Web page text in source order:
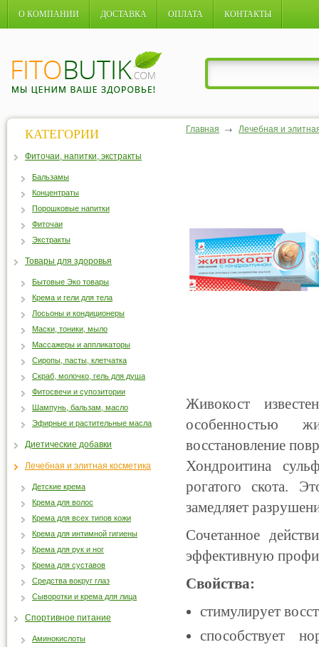
О КОМПАНИИ ДОСТАВКА ОПЛАТА КОНТАКТЫ
Главная Лечебная и
Живокост
особенностью
восстановление
Хондроитина
рогатого скота.
замедляет
Сочетанное
эффективную
Свойства:
стимулирует
способствует
КАТЕГОРИИ
Фиточаи, напитки, экстракты
Бальзамы
Концентраты
Порошковые напитки
Фиточаи
Экстракты
Товары для здоровья
Бытовые Эко товары
Крема и гели для тела
Лосьоны и кондиционеры
Маски, тоники, мыло
Массажеры и аппликаторы
Сиропы, пасты, клетчатка
Скраб, молочко, гель для душа
Фитосвечи и супозитории
Шампунь, бальзам, масло
Эфирные и растительные масла
Диетические добавки
Лечебная и элитная косметика
Детские крема
Крема для волос
Крема для всех типов кожи
Крема для интимной гигиены
Крема для рук и ног
Крема для суставов
Средства вокруг глаз
Сыворотки и крема для лица
Спортивное питание
Аминокислоты